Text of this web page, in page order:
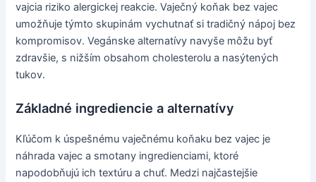
vajcia riziko alergickej reakcie. Vaječný koňak bez vajec
umožňuje týmto skupinám vychutnať si tradičný nápoj bez
kompromisov. Vegánske alternatívy navyše môžu byť
zdravšie, s nižším obsahom cholesterolu a nasýtených
tukov.
Základné ingrediencie a alternatívy
Kľúčom k úspešnému vaječnému koňaku bez vajec je
náhrada vajec a smotany ingredienciami, ktoré
napodobňujú ich textúru a chuť. Medzi najčastejšie